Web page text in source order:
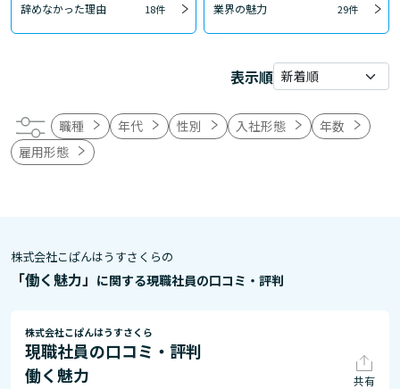
辞めなかった理由 18件 業界の魅力 29件
表示順
職種 年代 性別 入社形態
年数
雇用形態
株式会社こぱんはうすさくらの
「働く魅力」 に関する現職社員の口コミ・評判
株式会社こぱんはうすさくら
現職社員の口コミ・評判
働く魅力
共有